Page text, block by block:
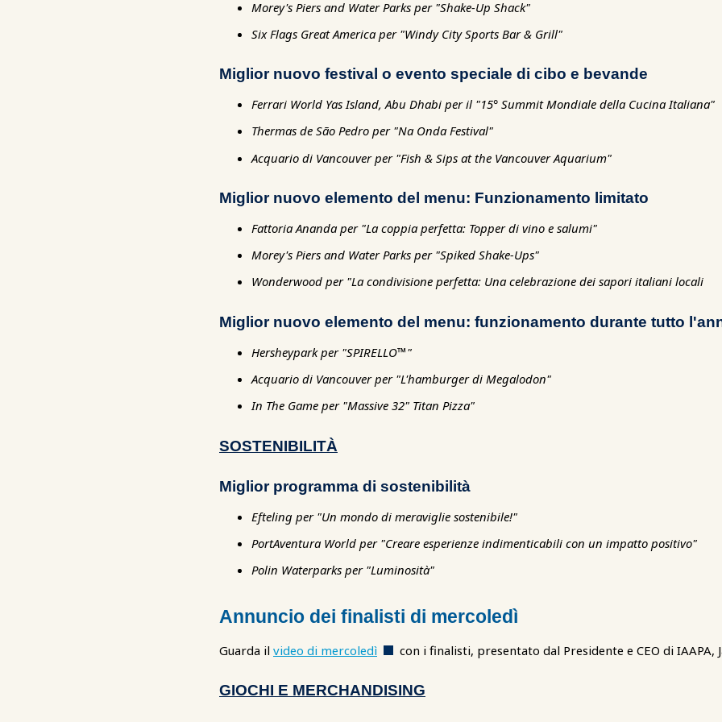
Morey's Piers and Water Parks per "Shake-Up Shack"
Six Flags Great America per "Windy City Sports Bar & Grill"
Miglior nuovo festival o evento speciale di cibo e bevande
Ferrari World Yas Island, Abu Dhabi per il "15° Summit Mondiale della Cucina Italiana"
Thermas de São Pedro per "Na Onda Festival"
Acquario di Vancouver per "Fish & Sips at the Vancouver Aquarium"
Miglior nuovo elemento del menu: Funzionamento limitato
Fattoria Ananda per "La coppia perfetta: Topper di vino e salumi"
Morey's Piers and Water Parks per "Spiked Shake-Ups"
Wonderwood per "La condivisione perfetta: Una celebrazione dei sapori italiani locali
Miglior nuovo elemento del menu: funzionamento durante tutto
Hersheypark per "SPIRELLO™"
Acquario di Vancouver per "L'hamburger di Megalodon"
In The Game per "Massive 32" Titan Pizza"
SOSTENIBILITÀ
Miglior programma di sostenibilità
Efteling per "Un mondo di meraviglie sostenibile!"
PortAventura World per "Creare esperienze indimenticabili con un impatto positivo"
Polin Waterparks per "Luminosità"
Annuncio dei finalisti di mercoledì
Guarda il video di mercoledì con i finalisti, presentato dal Presidente e CEO di IAAPA,
GIOCHI E MERCHANDISING